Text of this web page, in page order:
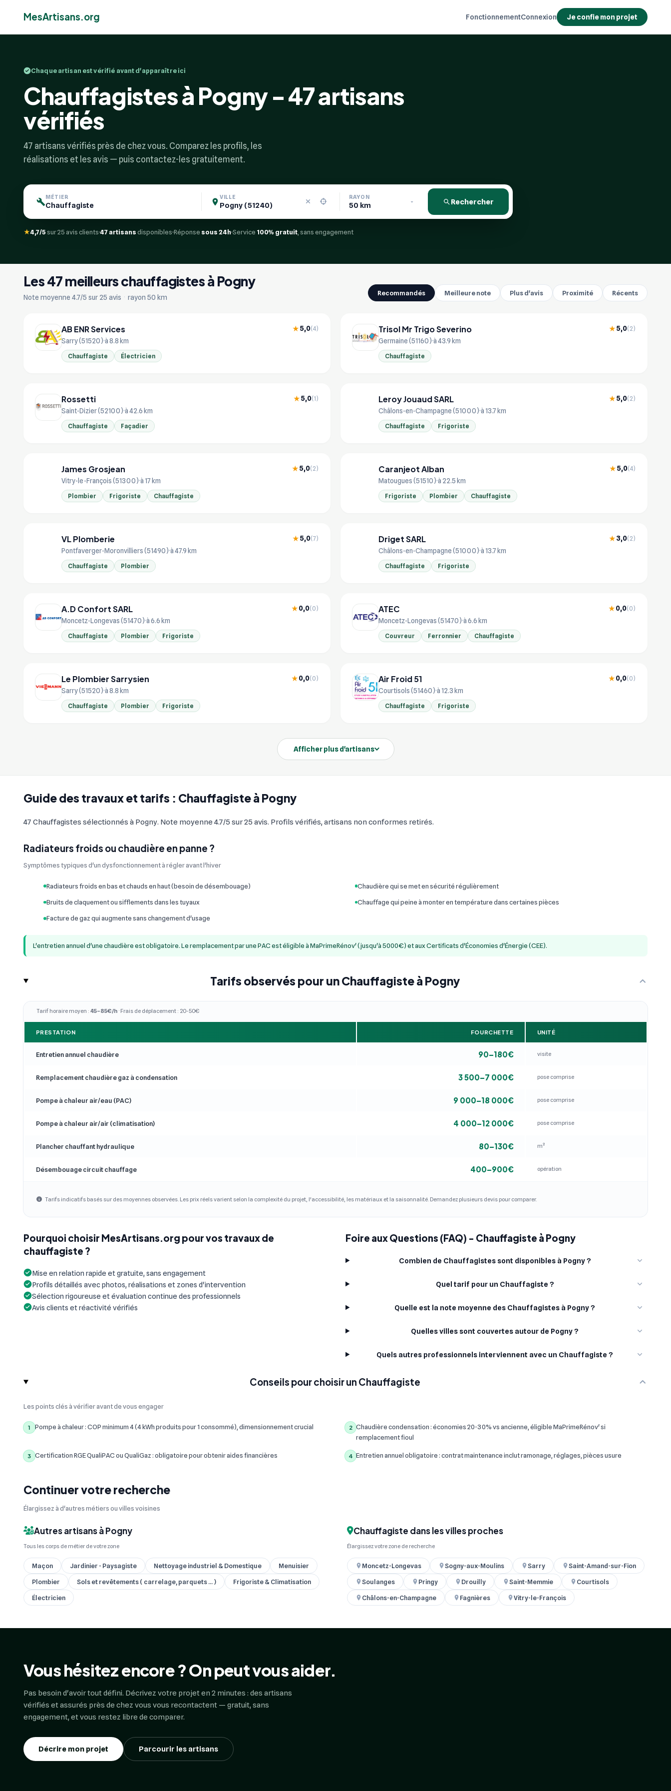
MesArtisans.org FonctionnementConnexion Je confie mon projet
Chaque artisan est vérifié avant d'apparaître ici
Chauffagistes à Pogny - 47 artisans
vérifiés
47 artisans vérifiés près de chez vous. Comparez les profils, les
réalisations et les avis — puis contactez-les gratuitement.
MÉTIER VILLE RAYON
Rechercher
★4,7/5sur 25 avis clients 47 artisansdisponibles Réponse sous 24h Service 100% gratuit , sans engagement
Guide des travaux et tarifs : Chauffagiste à Pogny
47 Chauffagistes sélectionnés à Pogny. Note moyenne 4.7/5 sur 25 avis. Profils vérifiés, artisans non conformes retirés.
Radiateurs froids ou chaudière en panne ?
Symptômes typiques d'un dysfonctionnement à régler avant l'hiver
Radiateurs froids en bas et chauds en haut (besoin de désembouage) Chaudière qui se met en sécurité régulièrement
Bruits de claquement ou sifflements dans les tuyaux Chauffage qui peine à monter en température dans certaines pièces
Facture de gaz qui augmente sans changement d'usage
L'entretien annuel d'une chaudière est obligatoire. Le remplacement par une PAC est éligible à MaPrimeRénov' (jusqu'à 5000€) et aux Certificats d'Économies d'Énergie (CEE).
Tarifs observés pour un Chauffagiste à Pogny
Tarif horaire moyen :45–85€/h · Frais de déplacement : 20-50€
PRESTATION FOURCHETTE UNITÉ
Entretien annuel chaudière 90–180€ visite
Remplacement chaudière gaz à condensation 3 500–7 000€ pose comprise
Pompe à chaleur air/eau (PAC) 9 000–18 000€ pose comprise
Pompe à chaleur air/air (climatisation) 4 000–12 000€ pose comprise
Plancher chauffant hydraulique 80–130€ m²
Désembouage circuit chauffage 400–900€ opération
Tarifs indicatifs basés sur des moyennes observées. Les prix réels varient selon la complexité du projet, l'accessibilité, les matériaux et la saisonnalité. Demandez plusieurs devis pour comparer.
Pourquoi choisir MesArtisans.org pour vos travaux de
chauffagiste ?
Mise en relation rapide et gratuite, sans engagement
Profils détaillés avec photos, réalisations et zones d'intervention
Sélection rigoureuse et évaluation continue des professionnels
Avis clients et réactivité vérifiés
Foire aux Questions (FAQ) - Chauffagiste à Pogny
Combien de Chauffagistes sont disponibles à Pogny ?
Quel tarif pour un Chauffagiste ?
Quelle est la note moyenne des Chauffagistes à Pogny ?
Quelles villes sont couvertes autour de Pogny ?
Quels autres professionnels interviennent avec un Chauffagiste ?
Conseils pour choisir un Chauffagiste
Les points clés à vérifier avant de vous engager
1 Pompe à chaleur : COP minimum 4 (4 kWh produits pour 1 consommé), dimensionnement crucial 2 Chaudière condensation : économies 20-30% vs ancienne, éligible MaPrimeRénov' si
remplacement fioul
3 Certification RGE QualiPAC ou QualiGaz : obligatoire pour obtenir aides financières 4 Entretien annuel obligatoire : contrat maintenance inclut ramonage, réglages, pièces usure
Continuer votre recherche
Élargissez à d'autres métiers ou villes voisines
Autres artisans à Pogny
Tous les corps de métier de votre zone
Maçon Jardinier - Paysagiste Nettoyage industriel & Domestique
Menuisier
Plombier
Sols et revêtements ( carrelage, parquets ... )
Frigoriste & Climatisation
Électricien
Chauffagiste dans les villes proches
Élargissez votre zone de recherche
Moncetz-Longevas Sogny-aux-Moulins Sarry
Saint-Amand-sur-Fion
Soulanges
Pringy Drouilly Saint-Memmie
Courtisols
Châlons-en-Champagne
Fagnières Vitry-le-François
Les 47 meilleurs chauffagistes à Pogny
Note moyenne 4.7/5 sur 25 avis · rayon 50 km
Recommandés Meilleure note Plus d'avis Proximité Récents
AB ENR Services ★5,0(4)
Sarry (51520) à 8.8 km
Chauffagiste Électricien
Trisol Mr Trigo Severino ★5,0(2)
Germaine (51160) à 43.9 km
Chauffagiste
Rossetti ★5,0(1)
Saint-Dizier (52100) à 42.6 km
Chauffagiste Façadier
Leroy Jouaud SARL ★5,0(2)
Châlons-en-Champagne (51000) à 13.7 km
Chauffagiste Frigoriste
James Grosjean ★5,0(2)
Vitry-le-François (51300) à 17 km
Plombier Frigoriste Chauffagiste
Caranjeot Alban ★5,0(4)
Matougues (51510) à 22.5 km
Frigoriste Plombier Chauffagiste
VL Plomberie ★5,0(7)
Pontfaverger-Moronvilliers (51490) à 47.9 km
Chauffagiste Plombier
Driget SARL ★3,0(2)
Châlons-en-Champagne (51000) à 13.7 km
Chauffagiste Frigoriste
A.D Confort SARL ★0,0(0)
Moncetz-Longevas (51470) à 6.6 km
Chauffagiste Plombier Frigoriste
ATEC ★0,0(0)
Moncetz-Longevas (51470) à 6.6 km
Couvreur Ferronnier Chauffagiste
Le Plombier Sarrysien ★0,0(0)
Sarry (51520) à 8.8 km
Chauffagiste Plombier Frigoriste
Air Froid 51 ★0,0(0)
Courtisols (51460) à 12.3 km
Chauffagiste Frigoriste
Afficher plus d'artisans
Vous hésitez encore ? On peut vous aider.
Pas besoin d'avoir tout défini. Décrivez votre projet en 2 minutes : des artisans
vérifiés et assurés près de chez vous vous recontactent — gratuit, sans
engagement, et vous restez libre de comparer.
Décrire mon projet Parcourir les artisans